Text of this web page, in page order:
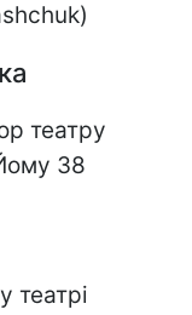
театру
38
театрі